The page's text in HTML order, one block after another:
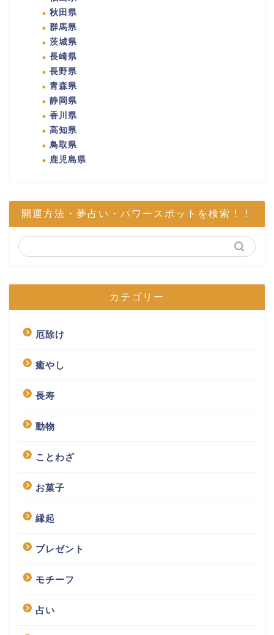
秋田県
群馬県
茨城県
長崎県
長野県
青森県
静岡県
香川県
高知県
鳥取県
鹿児島県
開運方法・夢占い・パワースポットを検索！！
カテゴリー
厄除け
癒やし
長寿
動物
ことわざ
お菓子
縁起
プレゼント
モチーフ
占い